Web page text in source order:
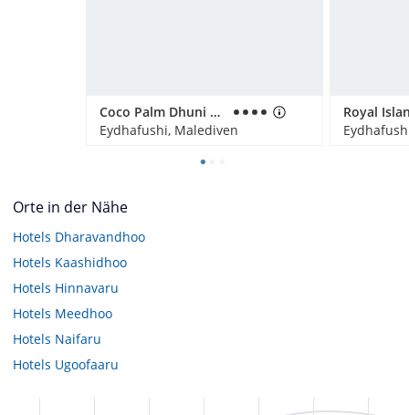
Coco Palm Dhuni Kolhu
Eydhafushi, Malediven
Royal
Orte in der Nähe
Hotels Dharavandhoo
Hotels Kaashidhoo
Hotels Hinnavaru
Hotels Meedhoo
Hotels Naifaru
Hotels Ugoofaaru